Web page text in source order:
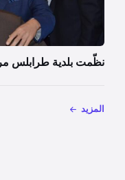
نظّمت بلدية طرابلس
المزيد